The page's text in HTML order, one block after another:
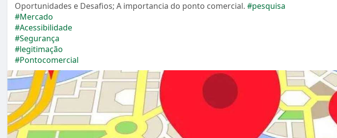
Oportunidades e Desafios; A importancia do ponto comercial. #pesquisa
#Mercado
#Acessibilidade
#Segurança
#legitimação
#Pontocomercial